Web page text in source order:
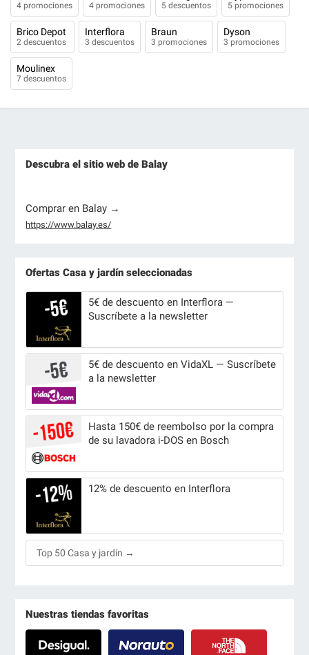
4 promociones 4 promociones 5 descuentos 5 promociones
Brico Depot
2 descuentos
Interflora
3 descuentos
Braun
3 promociones
Dyson
3 promociones
Moulinex
7 descuentos
Descubra el sitio web de Balay
Comprar en Balay →
https://www.balay.es/
Ofertas Casa y jardín seleccionadas
5€ de descuento en Interflora —
Suscríbete a la newsletter
5€ de descuento en VidaXL — Suscríbete
a la newsletter
Hasta 150€ de reembolso por la compra
de su lavadora i-DOS en Bosch
12% de descuento en Interflora
Top 50 Casa y jardín →
Nuestras tiendas favoritas